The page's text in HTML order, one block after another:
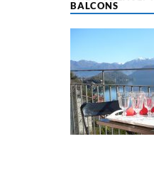
BALCONS